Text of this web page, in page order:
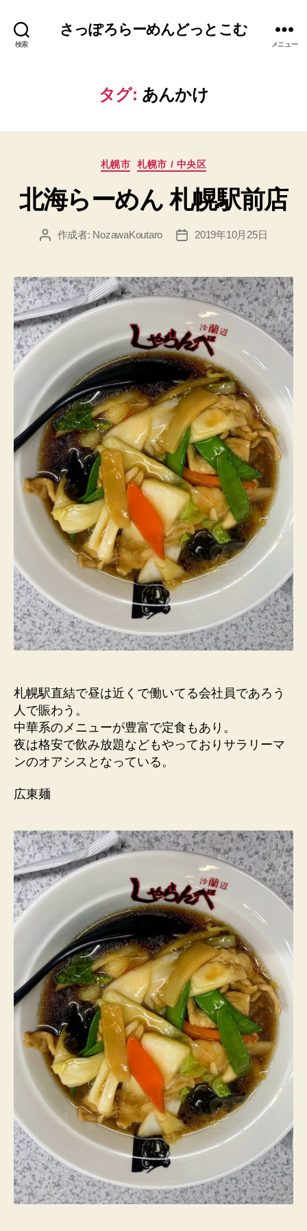
検索
さっぽろらーめんどっとこむ
メニュー
タグ: あんかけ
カ
ゴ
リ
札幌市 札幌市 / 中央区
北海らーめん 札幌駅前店
投 作成者: NozawaKoutaro
投
2019年10月25日
札幌駅直結で昼は近くで働いてる会社員であろう
人で賑わう。
中華系のメニューが豊富で定食もあり。
夜は格安で飲み放題などもやっておりサラリーマ
ンのオアシスとなっている。
広東麺